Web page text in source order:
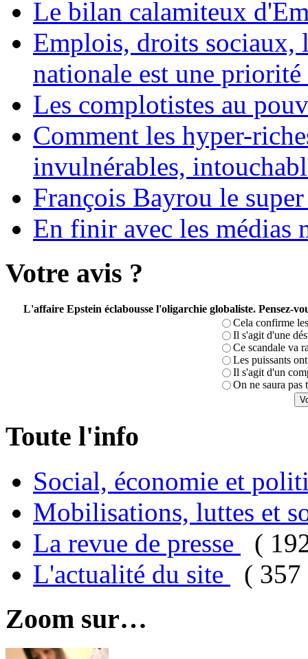
Le bilan calamiteux
Emplois, droits sociaux,
nationale est une
Les complotistes au
Comment les hyper-
invulnérables,
François Bayrou le
En finir avec les médias
Votre avis ?
L'affaire Epstein éclabousse l'oligarchie globaliste. Pensez-
Cela confirme
Il s'agit d'une
Ce scandale va
Les puissants
Il s'agit d'un
On ne saura pas
Toute l'info
Social, économie et
Mobilisations, luttes et
La revue de presse
(
L'actualité du site
( 357
Zoom sur…